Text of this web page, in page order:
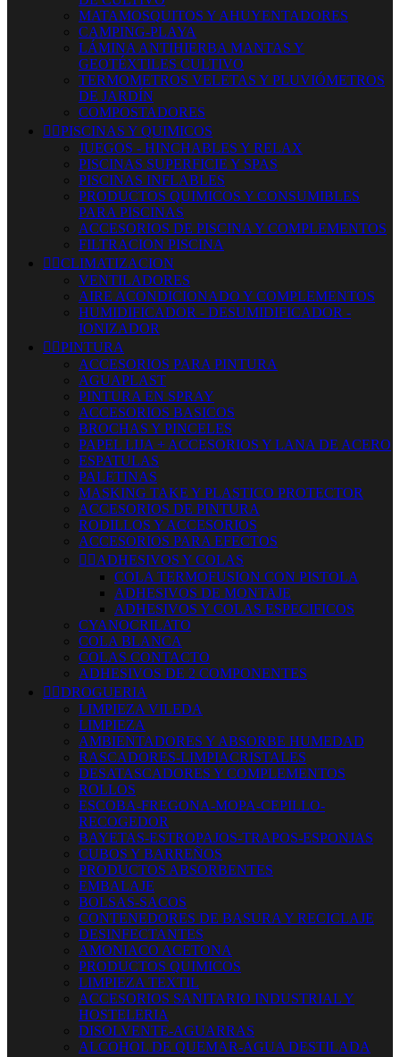
MATAMOSQUITOS Y AHUYENTADORES
CAMPING-PLAYA
LÁMINA ANTIHIERBA MANTAS Y
GEOTÉXTILES CULTIVO
TERMOMETROS VELETAS Y PLUVIÓMETROS
DE JARDÍN
COMPOSTADORES
 PISCINAS Y QUIMICOS
JUEGOS - HINCHABLES Y RELAX
PISCINAS SUPERFICIE Y SPAS
PISCINAS INFLABLES
PRODUCTOS QUIMICOS Y CONSUMIBLES
PARA PISCINAS
ACCESORIOS DE PISCINA Y COMPLEMENTOS
FILTRACION PISCINA
 CLIMATIZACION
VENTILADORES
AIRE ACONDICIONADO Y COMPLEMENTOS
HUMIDIFICADOR - DESUMIDIFICADOR -
IONIZADOR
 PINTURA
ACCESORIOS PARA PINTURA
AGUAPLAST
PINTURA EN SPRAY
ACCESORIOS BASICOS
BROCHAS Y PINCELES
PAPEL LIJA + ACCESORIOS Y LANA DE ACERO
ESPATULAS
PALETINAS
MASKING TAKE Y PLASTICO PROTECTOR
ACCESORIOS DE PINTURA
RODILLOS Y ACCESORIOS
ACCESORIOS PARA EFECTOS
 ADHESIVOS Y COLAS
COLA TERMOFUSION CON PISTOLA
ADHESIVOS DE MONTAJE
ADHESIVOS Y COLAS ESPECIFICOS
CYANOCRILATO
COLA BLANCA
COLAS CONTACTO
ADHESIVOS DE 2 COMPONENTES
 DROGUERIA
LIMPIEZA VILEDA
LIMPIEZA
AMBIENTADORES Y ABSORBE HUMEDAD
RASCADORES-LIMPIACRISTALES
DESATASCADORES Y COMPLEMENTOS
ROLLOS
ESCOBA-FREGONA-MOPA-CEPILLO-
RECOGEDOR
BAYETAS-ESTROPAJOS-TRAPOS-ESPONJAS
CUBOS Y BARREÑOS
PRODUCTOS ABSORBENTES
EMBALAJE
BOLSAS-SACOS
CONTENEDORES DE BASURA Y RECICLAJE
DESINFECTANTES
AMONIACO ACETONA
PRODUCTOS QUIMICOS
LIMPIEZA TEXTIL
ACCESORIOS SANITARIO INDUSTRIAL Y
HOSTELERIA
DISOLVENTE-AGUARRAS
ALCOHOL DE QUEMAR-AGUA DESTILADA